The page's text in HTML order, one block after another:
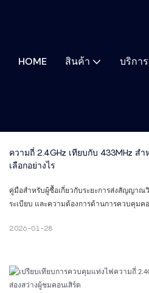
HOME สินค้า บริกา
ความถี่ 2.4GHz เทียบกับ 433MHz ส
เลือกอย่างไร
คู่มือสำหรับผู้ซื้อเกี่ยวกับระยะการส่งสัญญา
ระเบียบ และความต้องการด้านการควบคุมค
2026-01-28